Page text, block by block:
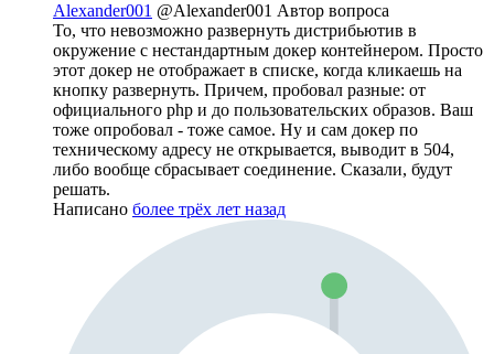
Alexander001 @Alexander001 Автор вопроса
То, что невозможно развернуть дистрибьютив в
окружение с нестандартным докер контейнером. Просто
этот докер не отображает в списке, когда кликаешь на
кнопку развернуть. Причем, пробовал разные: от
официального php и до пользовательских образов. Ваш
тоже опробовал - тоже самое. Ну и сам докер по
техническому адресу не открывается, выводит в 504,
либо вообще сбрасывает соединение. Сказали, будут
решать.
Написано более трёх лет назад